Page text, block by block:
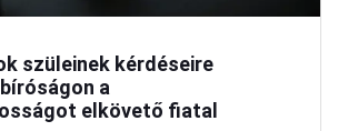
szüleinek kérdéseire
a
elkövető fiatal